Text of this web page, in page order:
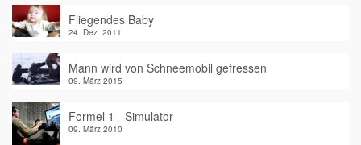
Fliegendes Baby
24. Dez. 2011
Mann wird von Schneemobil gefressen
09. März 2015
Formel 1 - Simulator
09. März 2010